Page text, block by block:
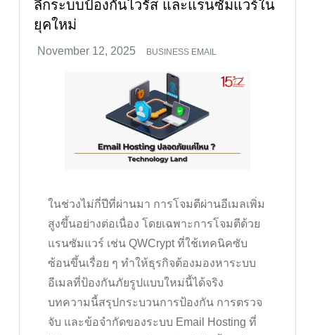
ลึกระบบป้องกันไวรัส และแรนซัมแวร์ใน
ยุคใหม่
BUSINESS EMAIL
ในช่วงไม่กี่ปีที่ผ่านมา การโจมตีผ่านอีเมลเพิ่ม
สูงขึ้นอย่างต่อเนื่อง โดยเฉพาะการโจมตีด้วย
แรนซัมแวร์ เช่น QWCrypt ที่ใช้เทคนิคซับ
ซ้อนขึ้นเรื่อย ๆ ทำให้ธุรกิจต้องมองหาระบบ
อีเมลที่ป้องกันภัยรูปแบบใหม่นี้ได้จริง
บทความนี้สรุปกระบวนการป้องกัน การตรวจ
จับ และข้อจำกัดของระบบ Email Hosting ที่